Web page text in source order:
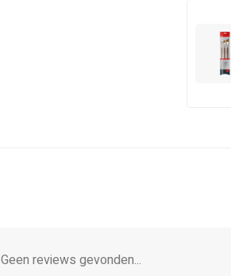
Geen reviews gevonden...